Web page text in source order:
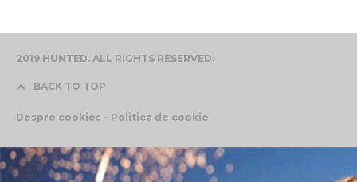
2019 HUNTED. ALL RIGHTS RESERVED.
BACK TO TOP
Despre cookies – Politica de cookie